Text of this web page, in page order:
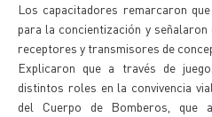
Los capacitadores remarcaron
para la concientización y
receptores y transmisores de
Explicaron que a través de
distintos roles en la convivencia
del Cuerpo de Bomberos, que